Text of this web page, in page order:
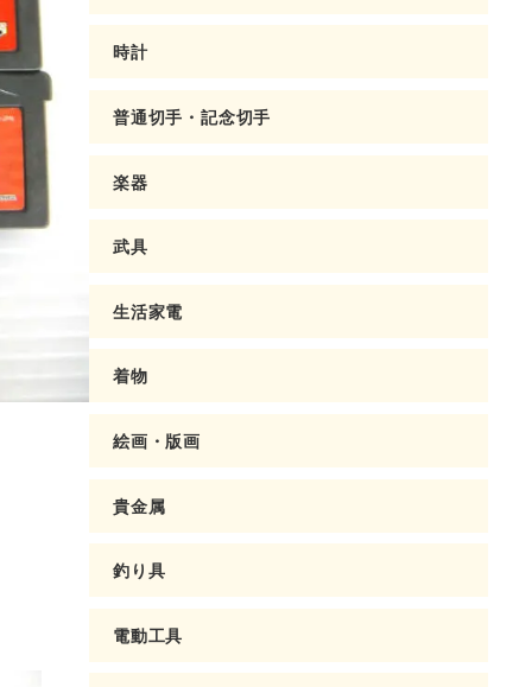
時計
普通切手・記念切手
楽器
武具
生活家電
着物
絵画・版画
貴金属
釣り具
電動工具